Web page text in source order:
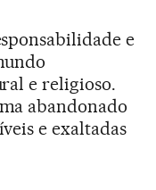
e
e religioso.
abandonado
e exaltadas